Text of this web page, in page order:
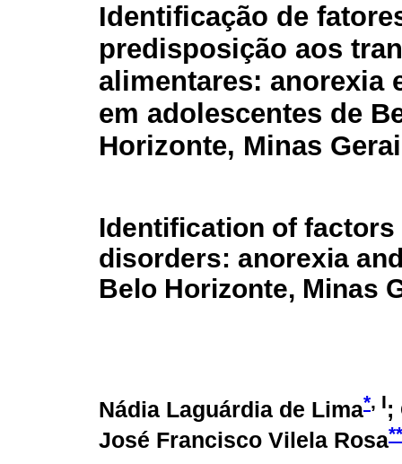
Identificação de
predisposição aos
alimentares: anorexia
em adolescentes de
Horizonte, Minas
Identification of factors
disorders: anorexia
Belo Horizonte, Minas
Nádia Laguárdia de Lima*, I;
José Francisco Vilela Rosa